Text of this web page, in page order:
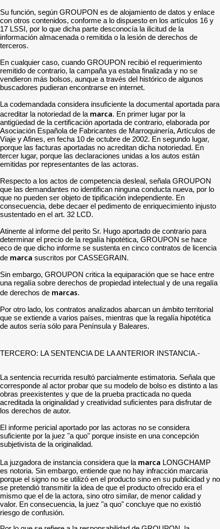
Su función, según GROUPON es de alojamiento de datos y enlace
con otros contenidos, conforme a lo dispuesto en los artículos 16 y
17 LSSI, por lo que dicha parte desconocía la ilicitud de la
información almacenada o remitida o la lesión de derechos de
terceros.
En cualquier caso, cuando GROUPON recibió el requerimiento
remitido de contrario, la campaña ya estaba finalizada y no se
vendieron más bolsos, aunque a través del histórico de algunos
buscadores pudieran encontrarse en internet.
La codemandada considera insuficiente la documental aportada para
acreditar la notoriedad de la marca. En primer lugar por la
antigüedad de la certificación aportada de contrario, elaborada por
Asociación Española de Fabricantes de Marroquinería, Artículos de
Viaje y Afines, en fecha 10 de octubre de 2002. En segundo lugar,
porque las facturas aportadas no acreditan dicha notoriedad. En
tercer lugar, porque las declaraciones unidas a los autos están
emitidas por representantes de las actoras.
Respecto a los actos de competencia desleal, señala GROUPON
que las demandantes no identifican ninguna conducta nueva, por lo
que no pueden ser objeto de tipificación independiente. En
consecuencia, debe decaer el pedimento de enriquecimiento injusto
sustentado en el art. 32 LCD.
Atinente al informe del perito Sr. Hugo aportado de contrario para
determinar el precio de la regalía hipotética, GROUPON se hace
eco de que dicho informe se sustenta en cinco contratos de licencia
de marca suscritos por CASSEGRAIN.
Sin embargo, GROUPON critica la equiparación que se hace entre
una regalía sobre derechos de propiedad intelectual y de una regalía
de derechos de marcas.
Por otro lado, los contratos analizados abarcan un ámbito territorial
que se extiende a varios países, mientras que la regalía hipotética
de autos sería sólo para Península y Baleares.
TERCERO: LA SENTENCIA DE LA ANTERIOR INSTANCIA.-
La sentencia recurrida resultó parcialmente estimatoria. Señala que
corresponde al actor probar que su modelo de bolso es distinto a las
obras preexistentes y que de la prueba practicada no queda
acreditada la originalidad y creatividad suficientes para disfrutar de
los derechos de autor.
El informe pericial aportado por las actoras no se considera
suficiente por la juez "a quo" porque insiste en una concepción
subjetivista de la originalidad.
La juzgadora de instancia considera que la marca LONGCHAMP
es notoria. Sin embargo, entiende que no hay infracción marcaria
porque el signo no se utilizó en el producto sino en su publicidad y no
se pretendió transmitir la idea de que el producto ofrecido era el
mismo que el de la actora, sino otro similar, de menor calidad y
valor. En consecuencia, la juez "a quo" concluye que no existió
riesgo de confusión.